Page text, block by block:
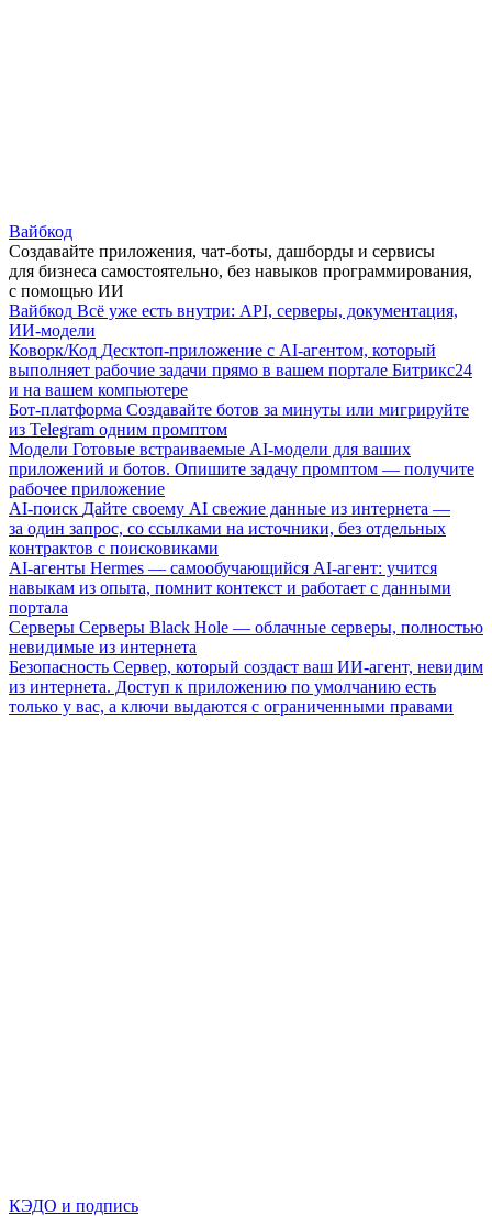
Вайбкод
Создавайте приложения, чат-боты, дашборды и сервисы
для бизнеса самостоятельно, без навыков программирования,
с помощью ИИ
Вайбкод Всё уже есть внутри: API, серверы, документация,
ИИ-модели
Коворк/Код Десктоп-приложение с AI-агентом, который
выполняет рабочие задачи прямо в вашем портале Битрикс24
и на вашем компьютере
Бот-платформа Создавайте ботов за минуты или мигрируйте
из Telegram одним промптом
Модели Готовые встраиваемые AI-модели для ваших
приложений и ботов. Опишите задачу промптом — получите
рабочее приложение
AI-поиск Дайте своему AI свежие данные из интернета —
за один запрос, со ссылками на источники, без отдельных
контрактов с поисковиками
AI-агенты Hermes — самообучающийся AI-агент: учится
навыкам из опыта, помнит контекст и работает с данными
портала
Серверы Серверы Black Hole — облачные серверы, полностью
невидимые из интернета
Безопасность Сервер, который создаст ваш ИИ-агент, невидим
из интернета. Доступ к приложению по умолчанию есть
только у вас, а ключи выдаются с ограниченными правами
КЭДО и подпись